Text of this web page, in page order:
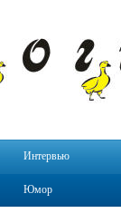
Интервью
Юмор